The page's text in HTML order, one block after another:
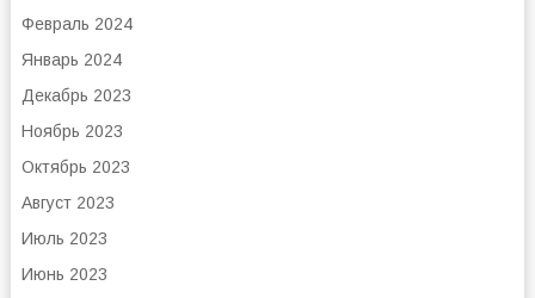
Февраль 2024
Январь 2024
Декабрь 2023
Ноябрь 2023
Октябрь 2023
Август 2023
Июль 2023
Июнь 2023